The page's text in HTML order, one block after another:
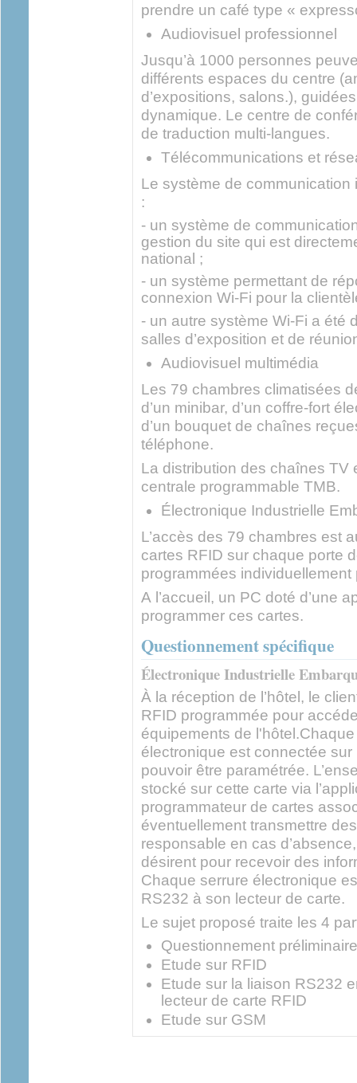
prendre un café type «
Audiovisuel professionnel
Jusqu’à 1000 personnes
différents espaces du centre
d’expositions, salons.),
dynamique. Le centre de
de traduction multi-langues.
Télécommunications et
Le système de
:
- un système de
gestion du site qui est
national ;
- un système permettant de
connexion Wi-Fi pour la
- un autre système Wi-Fi a été
salles d’exposition et de
Audiovisuel multimédia
Les 79 chambres climatisées
d’un minibar, d’un coffre-fort
d’un bouquet de chaînes
téléphone.
La distribution des chaînes TV
centrale programmable TMB.
Électronique Industrielle
L’accès des 79 chambres est
cartes RFID sur chaque porte
programmées
A l’accueil, un PC doté d’une
programmer ces cartes.
Questionnement spécifique
Électronique Industrielle
À la réception de l’hôtel, le
RFID programmée pour
équipements de
électronique est connectée sur
pouvoir être paramétrée.
stocké sur cette carte via
programmateur de cartes
éventuellement transmettre
responsable en cas
désirent pour recevoir des
Chaque serrure électronique
RS232 à son lecteur de carte.
Le sujet proposé traite les 4
Questionnement préliminaire
Etude sur RFID
Etude sur la liaison RS232
lecteur de carte RFID
Etude sur GSM